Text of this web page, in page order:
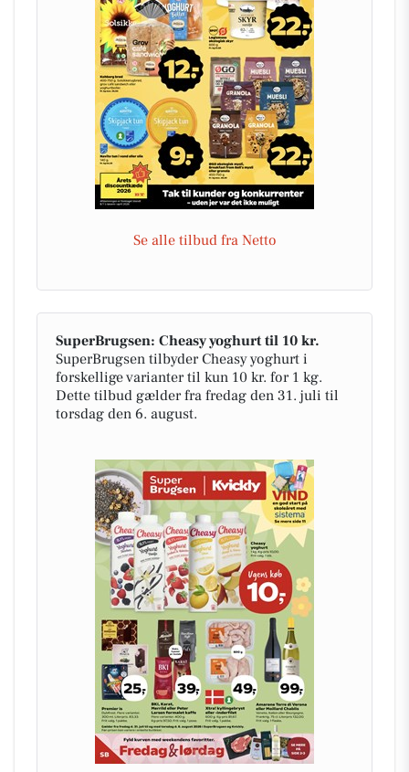
Se alle tilbud fra Netto
SuperBrugsen: Cheasy yoghurt til 10 kr.
SuperBrugsen tilbyder Cheasy yoghurt i
forskellige varianter til kun 10 kr. for 1 kg.
Dette tilbud gælder fra fredag den 31. juli til
torsdag den 6. august.